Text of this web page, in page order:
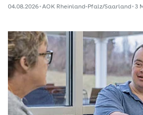
04.08.2026 AOK Rheinland-Pfalz/Saarland 3